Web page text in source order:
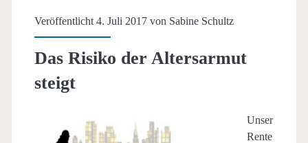
Veröffentlicht 4. Juli 2017 von Sabine Schultz
Das Risiko der Altersarmut
steigt
Unser
Rente